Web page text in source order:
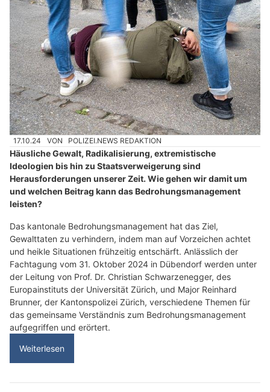
17.10.24 VON POLIZEI.NEWS REDAKTION
Häusliche Gewalt, Radikalisierung, extremistische
Ideologien bis hin zu Staatsverweigerung sind
Herausforderungen unserer Zeit. Wie gehen wir damit um
und welchen Beitrag kann das Bedrohungsmanagement
leisten?
Das kantonale Bedrohungsmanagement hat das Ziel,
Gewalttaten zu verhindern, indem man auf Vorzeichen achtet
und heikle Situationen frühzeitig entschärft. Anlässlich der
Fachtagung vom 31. Oktober 2024 in Dübendorf werden unter
der Leitung von Prof. Dr. Christian Schwarzenegger, des
Europainstituts der Universität Zürich, und Major Reinhard
Brunner, der Kantonspolizei Zürich, verschiedene Themen für
das gemeinsame Verständnis zum Bedrohungsmanagement
aufgegriffen und erörtert.
Weiterlesen